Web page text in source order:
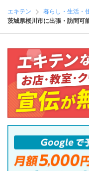
エキテン 暮らし・生活・
茨城県桜川市に出張・訪問可